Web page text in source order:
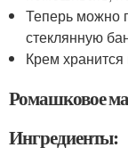
Теперь можно
стеклянную
Крем
Ромашковое
Ингредиенты: